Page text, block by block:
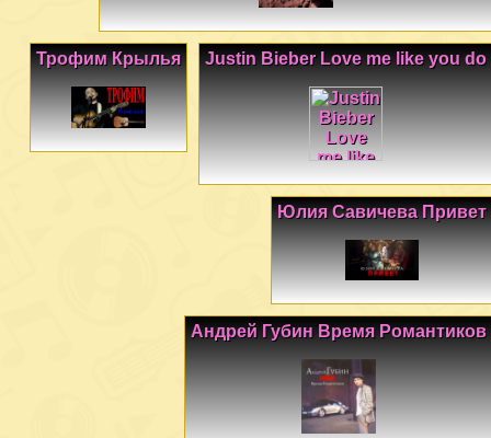
Justin Bieber Love me like you do
Трофим Крылья
Юлия Савичева Привет
Андрей Губин Время Романтиков